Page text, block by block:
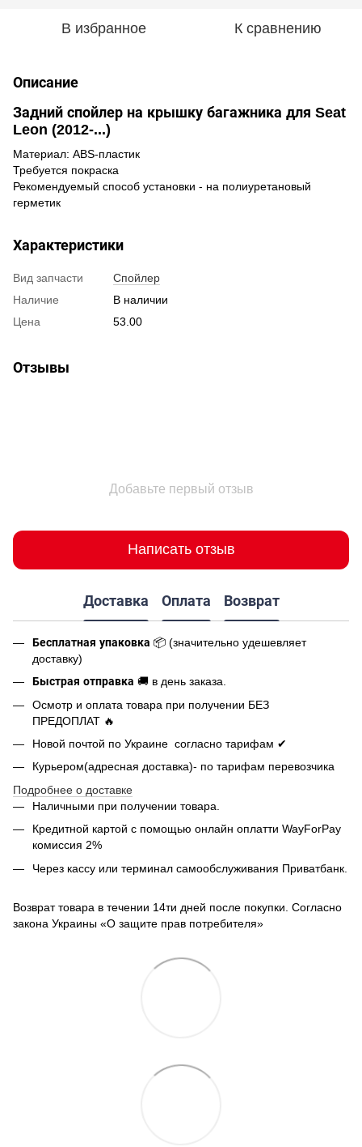
В избранное К сравнению
Описание
Задний спойлер на крышку багажника для Seat
Leon (2012-...)
Материал: ABS-пластик
Требуется покраска
Рекомендуемый способ установки - на полиуретановый
герметик
Характеристики
Вид запчасти
Спойлер
Наличие
В наличии
Цена
53.00
Отзывы
Добавьте первый отзыв
Написать отзыв
Доставка Оплата Возврат
Бесплатная упаковка 📦 (значительно удешевляет
доставку)
Быстрая отправка 🚚 в день заказа.
Осмотр и оплата товара при получении БЕЗ
ПРЕДОПЛАТ 🔥
Новой почтой по Украине согласно тарифам ✔
Курьером(адресная доставка)- по тарифам перевозчика
Подробнее о доставке
Наличными при получении товара.
Кредитной картой с помощью онлайн оплатти WayForPay
комиссия 2%
Через кассу или терминал самообслуживания Приватбанк.
Возврат товара в течении 14ти дней после покупки. Согласно
закона Украины «О защите прав потребителя»